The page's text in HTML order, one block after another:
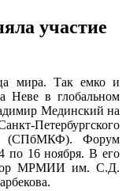
участие
мира. Так емко и
Неве в глобальном
Мединский на
(СПбМКФ). Форум
по 16 ноября. В его
МРМИИ им. С.Д.